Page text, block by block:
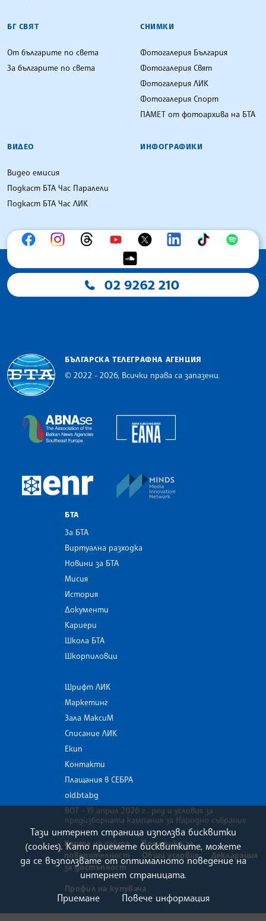
БГ СВЯТ
От българите по света
За българите по света
СНИМКИ
Фотогалерия България
Фотогалерия Свят
Фотогалерия ЛИК
Фотогалерия Спорт
ПАМЕТ от фотоархива на БТА
ВИДЕО
Видео емисия
Подкаст БТА Час Паралели
Подкаст БТА Час ЛИК
ИНФОГРАФИКИ
02 9262 210
БЪЛГАРСКА ТЕЛЕГРАФНА АГЕНЦИЯ
© 2022 - 2026, Всички права са запазени.
The Assocoation of the Balkan News Agencies
European Newsroom
БТА
За БТА
Виртуална разходка
Новини за БТА
Мисия
История
Документи
Кариери
Школа БТА
Шкорпиловци
Шрифт ЛИК
Маркетинг
Зала МаксиМ
Списание ЛИК
Екип
Контакти
Плащания в СЕБРА
old.bta.bg
ВОТ - 19 април 2026 г . ред и условия за
предизборната кампания за Народно събрание
Карта на сайта
Политика за
поверителност
Общи условия
Декларация
за достъпност
Профил на купувача
Тази интернет страница използва бисквитки
(cookies). Като приемете бисквитките, можете
да се възползвате от оптималното поведение на
интернет страницата.
Приемане
Повече информация